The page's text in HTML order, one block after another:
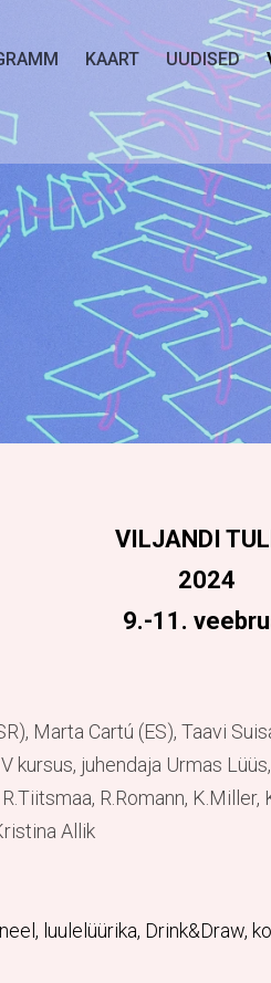
KAART UUDISED
VILJANDI
2024
9.-11.
Marta Cartú (ES), Taavi
kursus, juhendaja Urmas
R.Romann,
Allik
luulelüürika, Drink&Draw,